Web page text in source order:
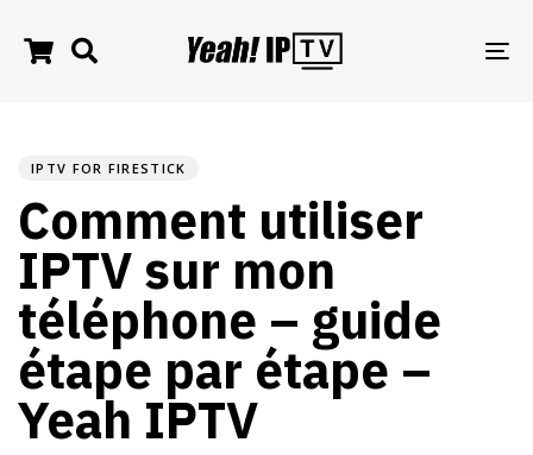
IPTV FOR FIRESTICK
Comment utiliser
IPTV sur mon
téléphone – guide
étape par étape –
Yeah IPTV